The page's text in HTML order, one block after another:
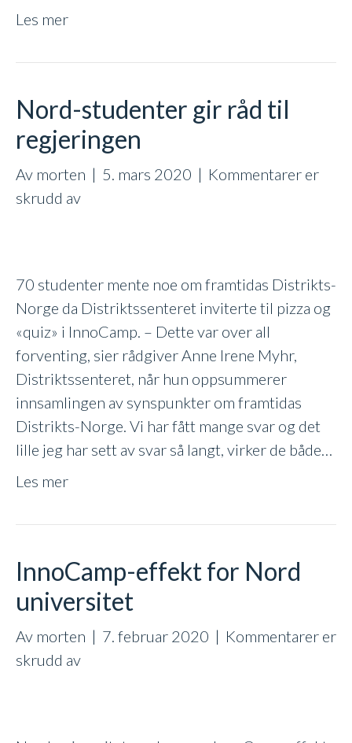
Les mer
Nord-studenter gir råd til
regjeringen
Av morten | 5. mars 2020 | Kommentarer er
skrudd avfor
råd
til
regjeringen
70 studenter mente noe om framtidas Distrikts-
Norge da Distriktssenteret inviterte til pizza og
«quiz» i InnoCamp. – Dette var over all
forventing, sier rådgiver Anne Irene Myhr,
Distriktssenteret, når hun oppsummerer
innsamlingen av synspunkter om framtidas
Distrikts-Norge. Vi har fått mange svar og det
lille jeg har sett av svar så langt, virker de både…
Les mer
InnoCamp-effekt for Nord
universitet
Av morten | 7. februar 2020 | Kommentarer er
skrudd avfor